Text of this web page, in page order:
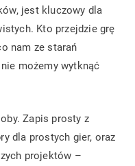
jest kluczowy dla
Kto przejdzie grę
nam ze starań
możemy wytknąć
Zapis prosty z
dla prostych gier, oraz
projektów –